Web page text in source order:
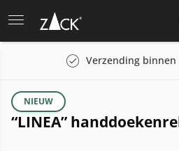
Verzending binnen
“LINEA”
NIEUW